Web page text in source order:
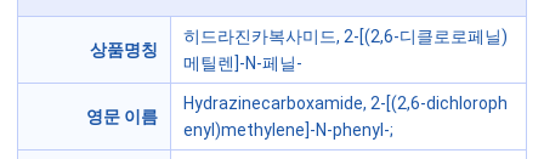
상품명칭
히드라진카복사미드, 2-[(2,6-디클로로페닐)
메틸렌]-N-페닐-
영문 이름
Hydrazinecarboxamide, 2-[(2,6-dichloroph
enyl)methylene]-N-phenyl-;